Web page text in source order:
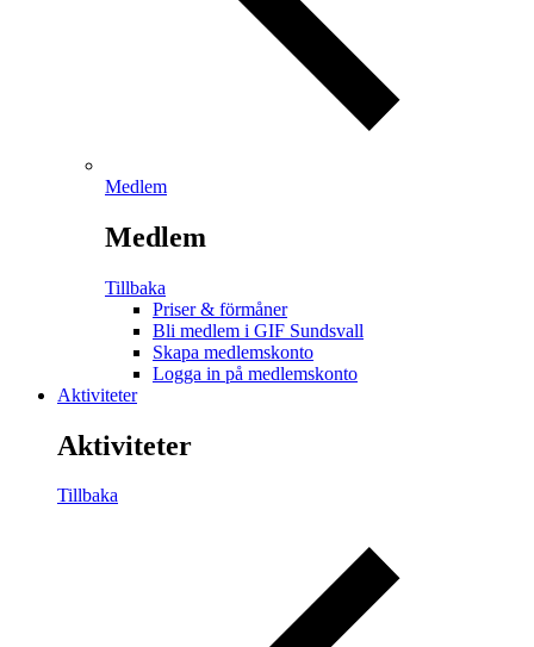
Medlem
Medlem
Tillbaka
Priser & förmåner
Bli medlem i GIF Sundsvall
Skapa medlemskonto
Logga in på medlemskonto
Aktiviteter
Aktiviteter
Tillbaka